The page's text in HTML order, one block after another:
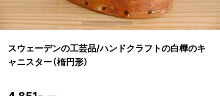
スウェーデンの工芸品/ハンドクラフトの白樺のキ
ャニスター（楕円形）